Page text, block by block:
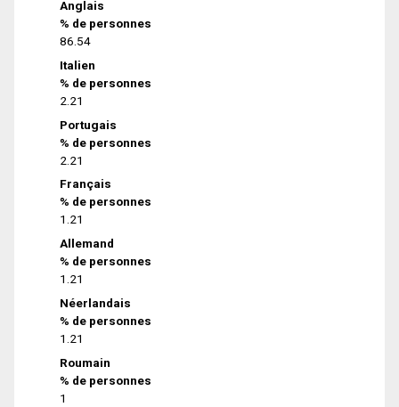
Anglais
% de personnes
86.54
Italien
% de personnes
2.21
Portugais
% de personnes
2.21
Français
% de personnes
1.21
Allemand
% de personnes
1.21
Néerlandais
% de personnes
1.21
Roumain
% de personnes
1